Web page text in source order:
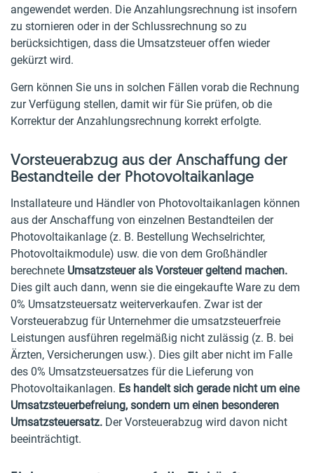
angewendet werden. Die Anzahlungsrechnung ist insofern
zu stornieren oder in der Schlussrechnung so zu
berücksichtigen, dass die Umsatzsteuer offen wieder
gekürzt wird.
Gern können Sie uns in solchen Fällen vorab die Rechnung
zur Verfügung stellen, damit wir für Sie prüfen, ob die
Korrektur der Anzahlungsrechnung korrekt erfolgte.
Vorsteuerabzug aus der Anschaffung der
Bestandteile der Photovoltaikanlage
Installateure und Händler von Photovoltaikanlagen können
aus der Anschaffung von einzelnen Bestandteilen der
Photovoltaikanlage (z. B. Bestellung Wechselrichter,
Photovoltaikmodule) usw. die von dem Großhändler
berechnete Umsatzsteuer als Vorsteuer geltend machen.
Dies gilt auch dann, wenn sie die eingekaufte Ware zu dem
0% Umsatzsteuersatz weiterverkaufen. Zwar ist der
Vorsteuerabzug für Unternehmer die umsatzsteuerfreie
Leistungen ausführen regelmäßig nicht zulässig (z. B. bei
Ärzten, Versicherungen usw.). Dies gilt aber nicht im Falle
des 0% Umsatzsteuersatzes für die Lieferung von
Photovoltaikanlagen. Es handelt sich gerade nicht um eine
Umsatzsteuerbefreiung, sondern um einen besonderen
Umsatzsteuersatz. Der Vorsteuerabzug wird davon nicht
beeinträchtigt.